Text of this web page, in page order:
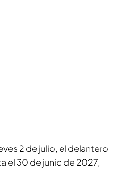
2 de julio, el delantero
el 30 de junio de 2027,